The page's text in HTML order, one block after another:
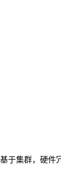
于集群，硬件